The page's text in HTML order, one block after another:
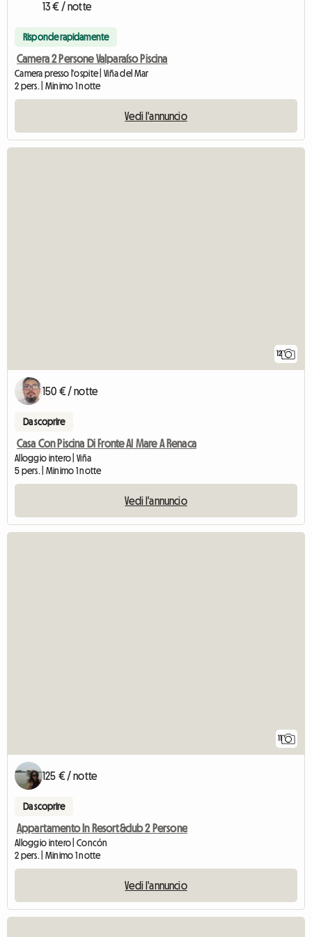
13 € / notte
Risponde rapidamente
Camera 2 Persone Valparaíso Piscina
Camera presso l'ospite | Viña del Mar
2 pers. | Minimo 1 notte
Vedi l'annuncio
12
150 € / notte
Da scoprire
Casa Con Piscina Di Fronte Al Mare A Renaca
Alloggio intero | Viña
5 pers. | Minimo 1 notte
Vedi l'annuncio
125 € / notte
Da scoprire
Appartamento In Resort&club 2 Persone
Alloggio intero | Concón
2 pers. | Minimo 1 notte
Vedi l'annuncio